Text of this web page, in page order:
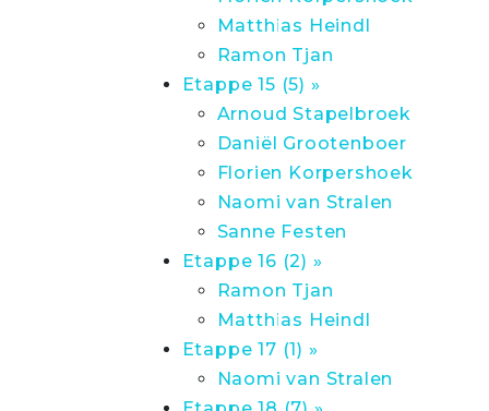
Matthias Heindl
Ramon Tjan
Etappe 15 (5) »
Arnoud Stapelbroek
Daniël Grootenboer
Florien Korpershoek
Naomi van Stralen
Sanne Festen
Etappe 16 (2) »
Ramon Tjan
Matthias Heindl
Etappe 17 (1) »
Naomi van Stralen